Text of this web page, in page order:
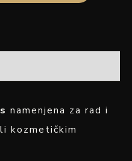
namenjena za rad i
kozmetičkim